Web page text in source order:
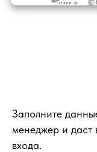
Заполните
менеджер и даст
входа.